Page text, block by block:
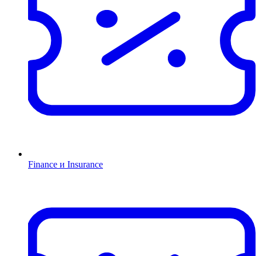
Finance и Insurance